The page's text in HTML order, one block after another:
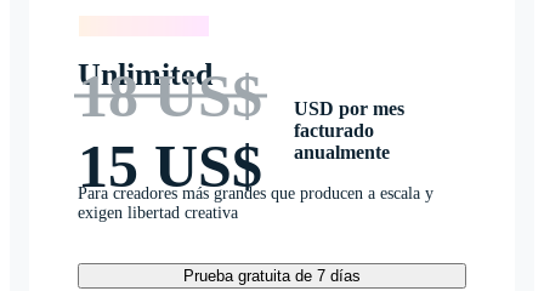
Unlimited
18 US$
15 US$
USD por mes
facturado
anualmente
Para creadores más grandes que producen a escala y
exigen libertad creativa
Prueba gratuita de 7 días